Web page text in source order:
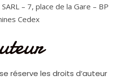
– 7, place de la Gare – BP
Cedex
réserve les droits d’auteur